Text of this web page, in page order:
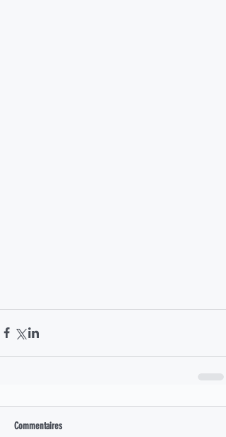
Commentaires